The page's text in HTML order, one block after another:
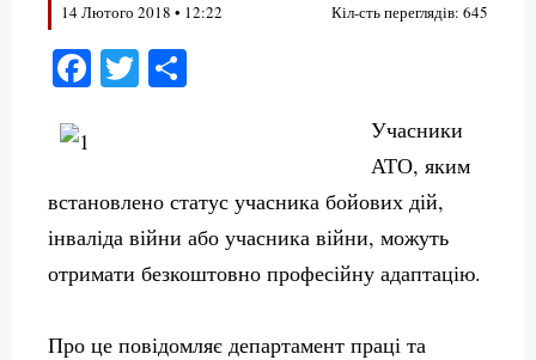
14 Лютого 2018 • 12:22 Кіл-сть переглядів: 645
Facebook
Twitter
Учасники
АТО, яким
встановлено статус учасника бойових дій,
інваліда війни або учасника війни, можуть
отримати безкоштовно професійну адаптацію.
Про це повідомляє департамент праці та